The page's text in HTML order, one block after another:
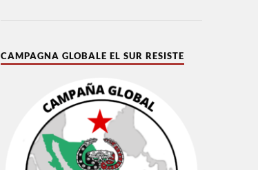
CAMPAGNA GLOBALE EL SUR RESISTE